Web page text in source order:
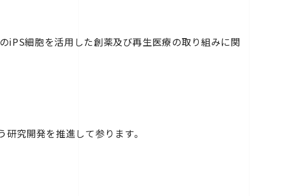
iPS細胞を活用した創薬及び再生医療の取り組みに関
究開発を推進して参ります。